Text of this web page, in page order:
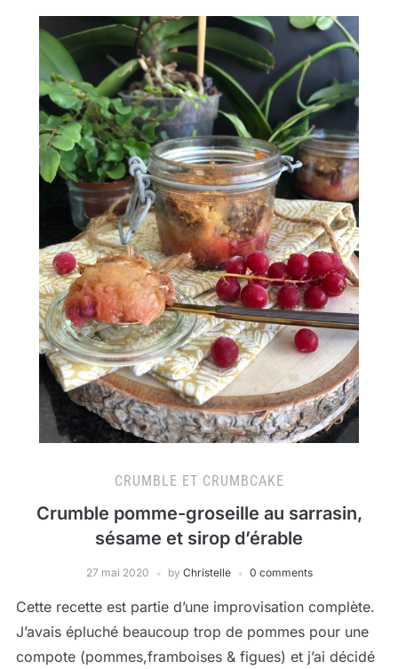
CRUMBLE ET CRUMBCAKE
Crumble pomme-groseille au sarrasin,
sésame et sirop d’érable
27 mai 2020 by Christelle 0 comments
Cette recette est partie d’une improvisation complète.
J’avais épluché beaucoup trop de pommes pour une
compote (pommes,framboises & figues) et j’ai décidé